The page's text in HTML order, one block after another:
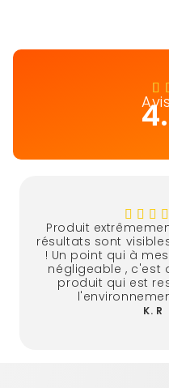
Produit
résultats sont
! Un point qui à
négligeable , c'est
produit qui est
K. R